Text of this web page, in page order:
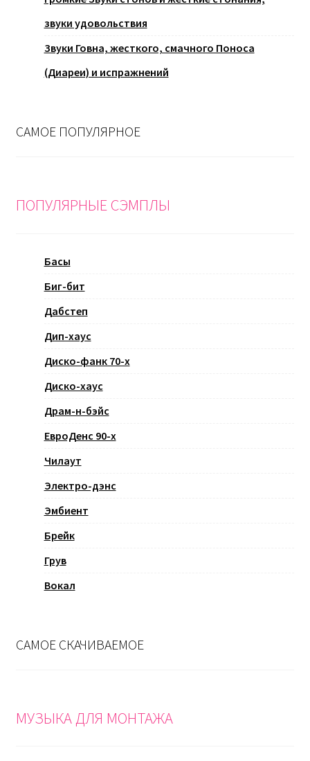
звуки удовольствия
Звуки Говна, жесткого, смачного Поноса
(Диареи) и испражнений
САМОЕ ПОПУЛЯРНОЕ
ПОПУЛЯРНЫЕ СЭМПЛЫ
Басы
Биг-бит
Дабстеп
Дип-хаус
Диско-фанк 70-х
Диско-хаус
Драм-н-бэйс
ЕвроДенс 90-х
Чилаут
Электро-дэнс
Эмбиент
Брейк
Грув
Вокал
САМОЕ СКАЧИВАЕМОЕ
МУЗЫКА ДЛЯ МОНТАЖА